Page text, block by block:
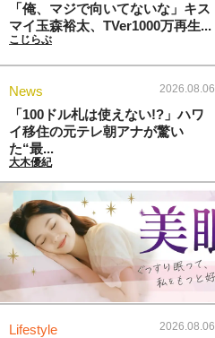
「俺、マジで向いてないな」キス
マイ玉森裕太、TVer1000万再生...
こじらぶ
News 2026.08.06
「100ドル札は使えない!?」ハワ
イ移住の元テレ朝アナが驚い
た“最...
大木優紀
Lifestyle 2026.08.06